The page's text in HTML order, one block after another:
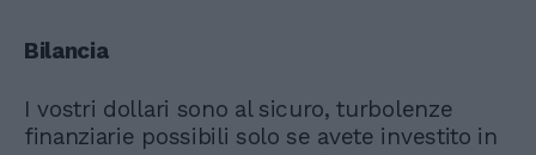
Bilancia
I vostri dollari sono al sicuro, turbolenze
finanziarie possibili solo se avete investito in